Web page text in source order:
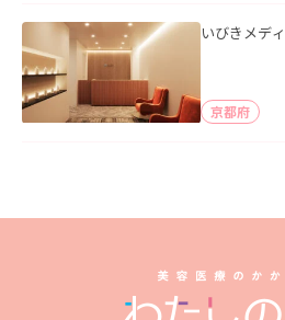
いびきメデ
京都府